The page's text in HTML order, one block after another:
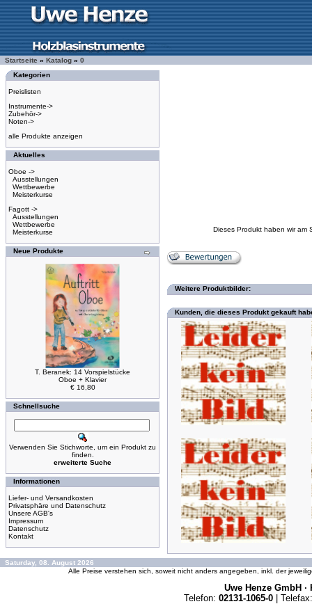
Startseite » Katalog » 0
Kategorien
Preislisten
Instrumente->
Zubehör->
Noten->
alle Produkte anzeigen
Aktuelles
Oboe ->
Ausstellungen
Wettbewerbe
Meisterkurse
Fagott ->
Ausstellungen
Wettbewerbe
Meisterkurse
Neue Produkte
T. Beranek: 14 Vorspielstücke
Oboe + Klavier
€ 16,80
Schnellsuche
Verwenden Sie Stichworte, um ein Produkt zu
finden.
erweiterte Suche
Informationen
Liefer- und Versandkosten
Privatsphäre und Datenschutz
Unsere AGB's
Impressum
Datenschutz
Kontakt
Dieses Produkt haben wir am
Weitere Produktbilder:
Kunden, die dieses Produkt gekauft
Saturday, 08. August 2026
Alle Preise verstehen sich, soweit nicht anders angegeben, inkl. der
Uwe Henze GmbH ·
Telefon: 02131-1065-0 | Telefax: